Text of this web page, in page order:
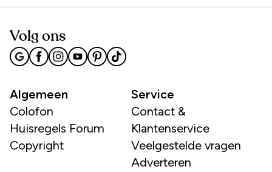
Volg ons
Algemeen
Colofon
Huisregels Forum
Copyright
Service
Contact &
Klantenservice
Veelgestelde vragen
Adverteren